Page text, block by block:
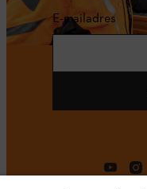
E-mailadres